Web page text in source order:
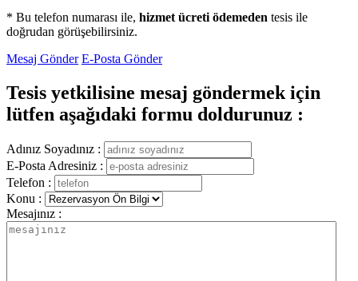
* Bu telefon numarası ile, hizmet ücreti ödemeden tesis ile
doğrudan görüşebilirsiniz.
Mesaj Gönder E-Posta Gönder
Tesis yetkilisine mesaj göndermek için
lütfen aşağıdaki formu doldurunuz :
Adınız Soyadınız :
E-Posta Adresiniz :
Telefon :
Konu :
Mesajınız :